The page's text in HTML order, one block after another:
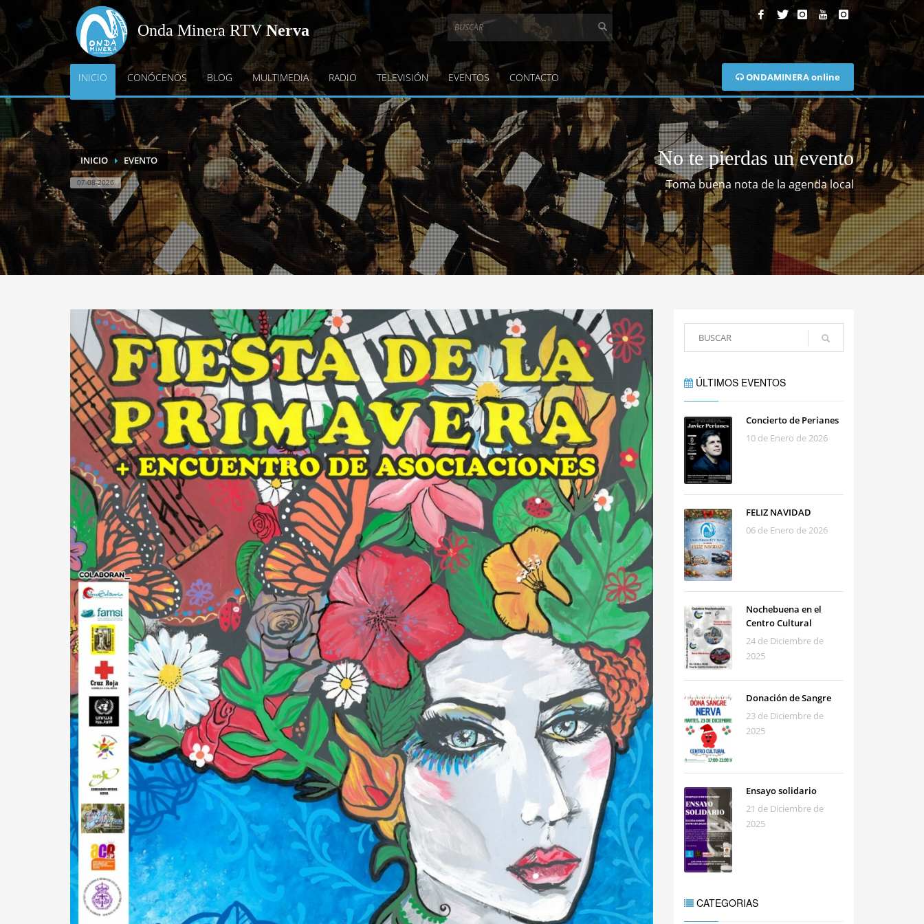
Onda Minera RTVNerva
ONDAMINERA online
INICIO CONÓCENOS BLOG MULTIMEDIA RADIO TELEVISIÓN EVENTOS CONTACTO
INICIO EVENTO
07-08-2026
No te pierdas un evento
Toma buena nota de la agenda local
ÚLTIMOS EVENTOS
Concierto de Perianes
10 de Enero de 2026
FELIZ NAVIDAD
06 de Enero de 2026
Nochebuena en el
Centro Cultural
24 de Diciembre de
2025
Donación de Sangre
23 de Diciembre de
2025
Ensayo solidario
21 de Diciembre de
2025
CATEGORIAS